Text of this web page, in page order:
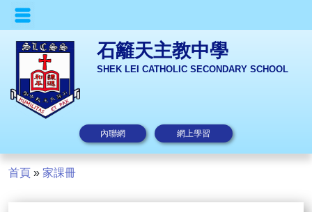
石籬天主教中學
SHEK LEI CATHOLIC SECONDARY SCHOOL
內聯網 網上學習
首頁 » 家課冊